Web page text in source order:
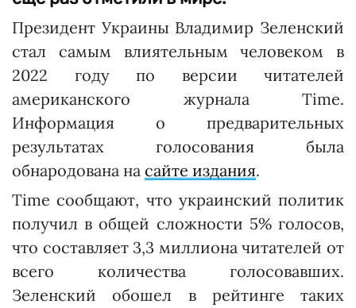
Президент Украины Владимир Зеленский
стал самым влиятельным человеком в
2022 году по версии читателей
американского журнала Time.
Информация о предварительных
результатах голосования была
обнародована на сайте издания.
Time сообщают, что украинский политик
получил в общей сложности 5% голосов,
что составляет 3,3 миллиона читателей от
всего количества голосовавших.
Зеленский обошел в рейтинге таких